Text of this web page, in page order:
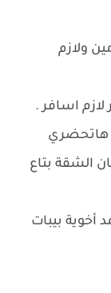
ولازم
اسافر .
هاتحضري
الشقة بتاع
أخوية بيبات